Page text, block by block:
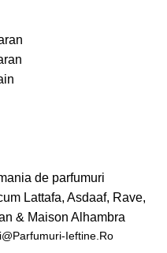
de parfumuri
Lattafa, Asdaaf, Rave,
& Maison Alhambra
Ieftine.Ro